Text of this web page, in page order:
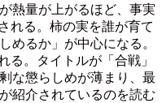
熱量が上がるほど、事実
れる。柿の実を誰が育て
めるか」が中心になる。
。タイトルが「合戦」
な懲らしめが薄まり、最
紹介されているのを読む